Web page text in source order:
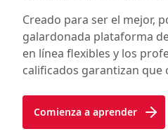
Creado para ser el mejor,
galardonada plataforma
en línea flexibles y los
calificados garantizan que
Comienza a aprender